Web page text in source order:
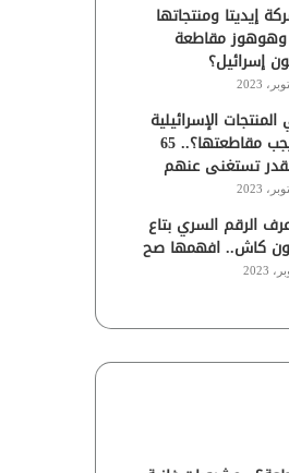
إيديتا ومنتجاتها
وهوهوز مقاطعة
إسرائيل؟
الإسرائيلية
التي يجب مقاطعتها؟.. 65
تستغنى عنهم
الرقم السري بتاع
كاش.. افهمها صح